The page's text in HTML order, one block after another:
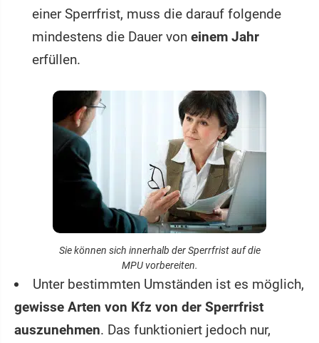
einer Sperrfrist, muss die darauf folgende
mindestens die Dauer von einem Jahr
erfüllen.
Sie können sich innerhalb der Sperrfrist auf die
MPU vorbereiten.
Unter bestimmten Umständen ist es möglich,
gewisse Arten von Kfz von der Sperrfrist
auszunehmen. Das funktioniert jedoch nur,